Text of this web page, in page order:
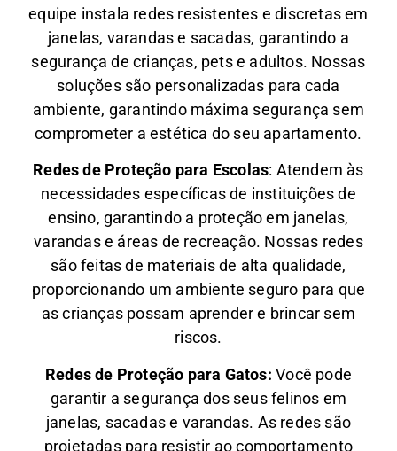
equipe instala redes resistentes e discretas em
janelas, varandas e sacadas, garantindo a
segurança de crianças, pets e adultos. Nossas
soluções são personalizadas para cada
ambiente, garantindo máxima segurança sem
comprometer a estética do seu apartamento.
Redes de Proteção para Escolas: Atendem às
necessidades específicas de instituições de
ensino, garantindo a proteção em janelas,
varandas e áreas de recreação. Nossas redes
são feitas de materiais de alta qualidade,
proporcionando um ambiente seguro para que
as crianças possam aprender e brincar sem
riscos.
Redes de Proteção para Gatos: Você pode
garantir a segurança dos seus felinos em
janelas, sacadas e varandas. As redes são
projetadas para resistir ao comportamento